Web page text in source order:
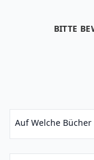
BITTE
Auf Welche